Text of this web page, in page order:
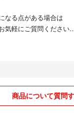
なる点がある場合は
気軽にご質問ください
は割引き不可）
はできません
りお知らせください
商品について質問